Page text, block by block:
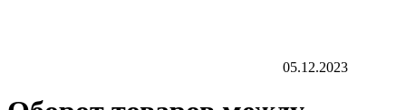
05.12.2023